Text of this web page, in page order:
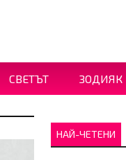
СВЕТЪТ ЗОДИЯК
НАЙ-ЧЕТЕНИ